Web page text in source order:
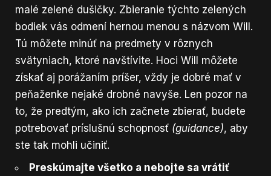
malé zelené dušičky. Zbieranie týchto zelených
bodiek vás odmení hernou menou s názvom Will.
Tú môžete minúť na predmety v rôznych
svätyniach, ktoré navštívite. Hoci Will môžete
získať aj porážaním príšer, vždy je dobré mať v
peňaženke nejaké drobné navyše. Len pozor na
to, že predtým, ako ich začnete zbierať, budete
potrebovať príslušnú schopnosť (guidance), aby
ste tak mohli učiniť.
Preskúmajte všetko a nebojte sa vrátiť